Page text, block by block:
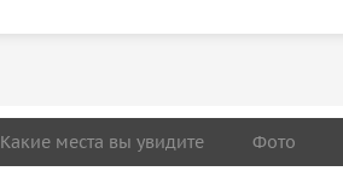
Какие места вы увидите Фото